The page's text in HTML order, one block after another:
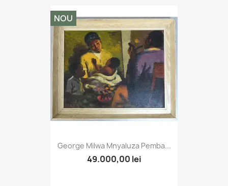
George Milwa Mnyaluza Pemba...
49.000,00 lei
NOU